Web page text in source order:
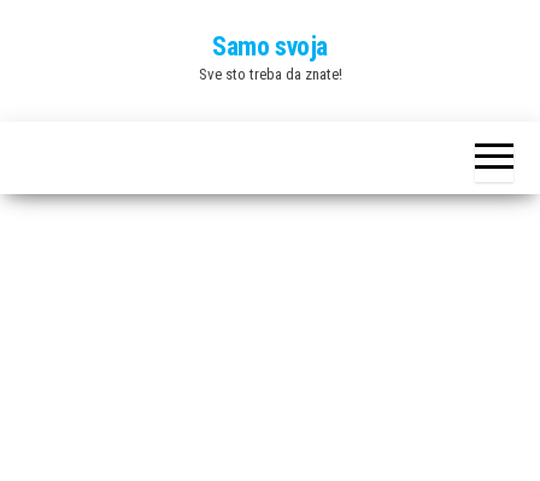
Samo svoja
Sve sto treba da znate!